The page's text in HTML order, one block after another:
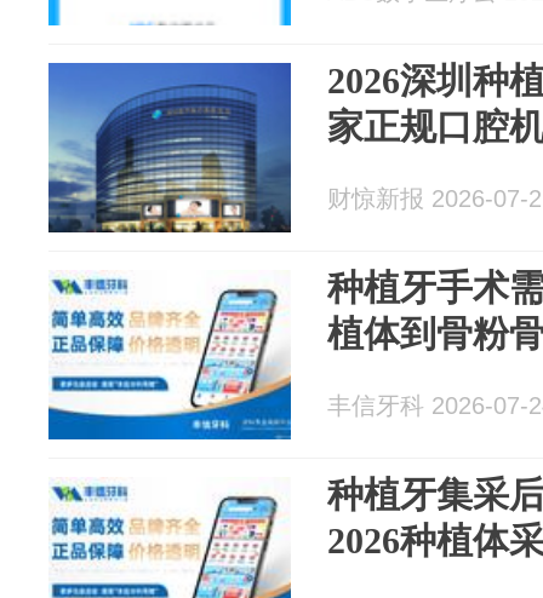
2026深圳种
家正规口腔
财惊新报 2026-07-
种植牙手术
植体到骨粉
丰信牙科 2026-07-
种植牙集采
2026种植体